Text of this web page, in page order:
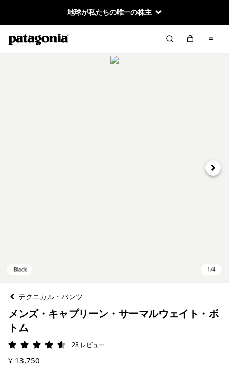
地球が私たちの唯一の株主
次へ
テクニカル・パンツ
メンズ・キャプリーン・サーマルウェイト・ボ
トム
評価: 4.6 / 5
28 レビュー
¥ 13,750